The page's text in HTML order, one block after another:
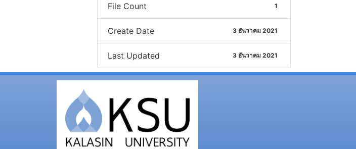
File Count 1
Create Date 3 ธันวาคม 2021
Last Updated 3 ธันวาคม 2021